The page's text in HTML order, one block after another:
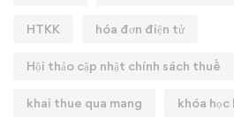
HTKK hóa đơn điện tử
Hội thảo cập nhật chính sách thuế
khai thue qua mang khóa